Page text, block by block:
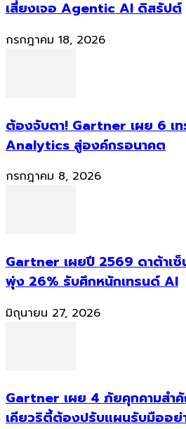
เสี่ยงเจอ Agentic AI ดิสรัปต์
กรกฎาคม 18, 2026
ต้องจับตา! Gartner เผย 6 เ
Analytics สู่องค์กรอนาคต
กรกฎาคม 8, 2026
Gartner เผยปี 2569 ดาต้าเซ็
พุ่ง 26% รับศึกหนักเทรนด์ AI
มิถุนายน 27, 2026
Gartner เผย 4 ภัยคุกคามสำ
เคียวริตี้ต้องปรับแผนรับมืออย่